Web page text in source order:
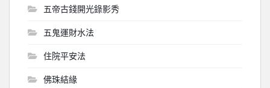
五帝古錢開光錄影秀
五鬼運財水法
住院平安法
佛珠結緣